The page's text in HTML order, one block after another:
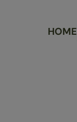
HOME